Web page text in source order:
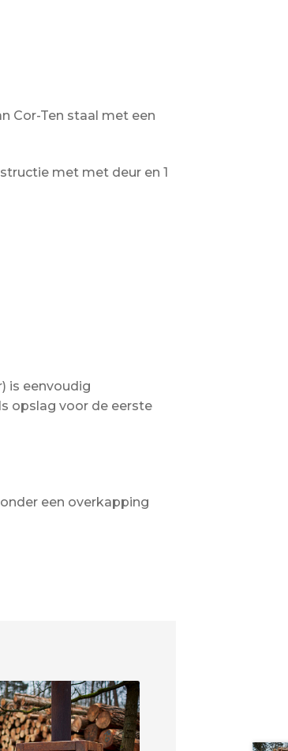
Cor-Ten staal met een
met met deur en 1
is eenvoudig
opslag voor de eerste
een overkapping